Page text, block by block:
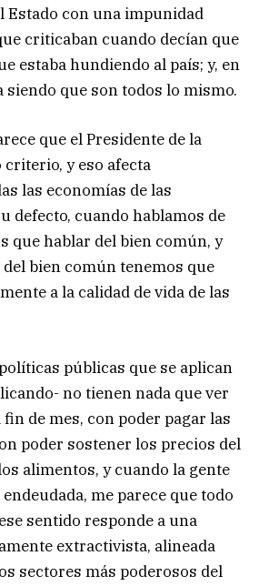
Estado con una impunidad
criticaban cuando decían que
estaba hundiendo al país; y, en
que son todos lo mismo.
que el Presidente de la
y eso afecta
las economías de las
defecto, cuando hablamos de
que hablar del bien común, y
bien común tenemos que
a la calidad de vida de las
públicas que se aplican
no tienen nada que ver
de mes, con poder pagar las
poder sostener los precios del
alimentos, y cuando la gente
me parece que todo
sentido responde a una
extractivista, alineada
sectores más poderosos del